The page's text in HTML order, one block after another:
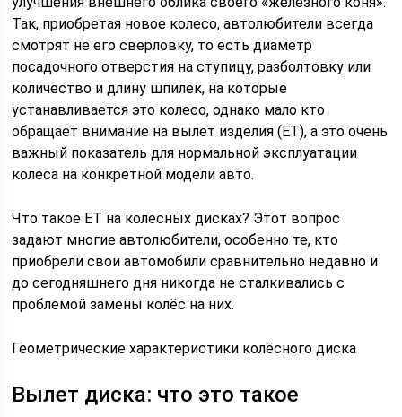
Так, приобретая новое колесо, автолюбители всегда
смотрят не его сверловку, то есть диаметр
посадочного отверстия на ступицу, разболтовку или
количество и длину шпилек, на которые
устанавливается это колесо, однако мало кто
обращает внимание на вылет изделия (ЕТ), а это очень
важный показатель для нормальной эксплуатации
колеса на конкретной модели авто.
Что такое ЕТ на колесных дисках? Этот вопрос
задают многие автолюбители, особенно те, кто
приобрели свои автомобили сравнительно недавно и
до сегодняшнего дня никогда не сталкивались с
проблемой замены колёс на них.
Геометрические характеристики колёсного диска
Вылет диска: что это такое